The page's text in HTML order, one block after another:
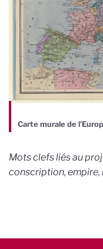
Carte murale de
Mots clefs liés au
conscription, empire,